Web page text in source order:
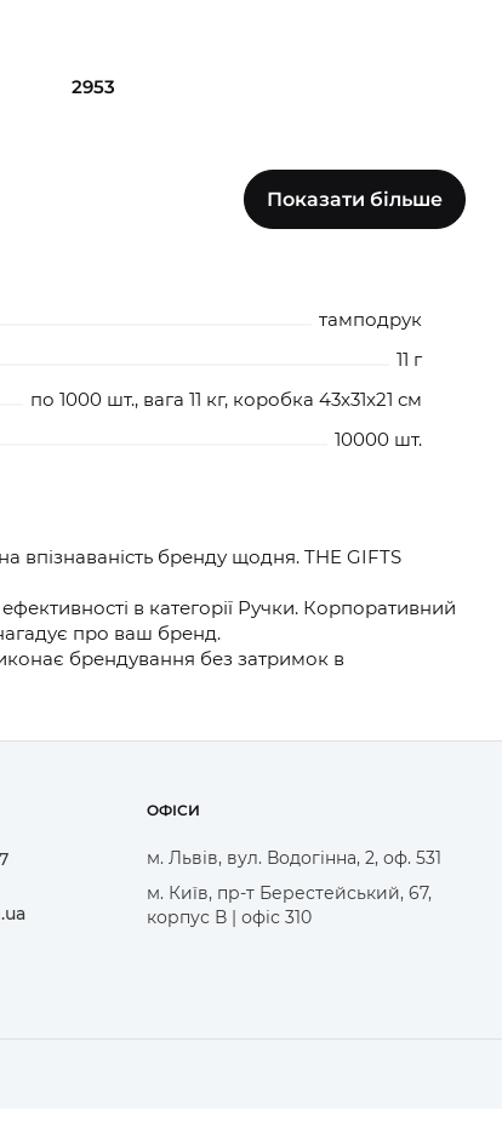
2953
Показати більше
тамподрук
11 г
по 1000 шт., вага 11 кг, коробка 43x31x21 см
10000 шт.
впізнаваність бренду щодня. THE GIFTS
в категорії Ручки. Корпоративний
про ваш бренд.
брендування без затримок в
ОФІСИ
м. Львів, вул. Водогінна, 2, оф. 531
м. Київ, пр-т Берестейський, 67,
корпус В | офіс 310